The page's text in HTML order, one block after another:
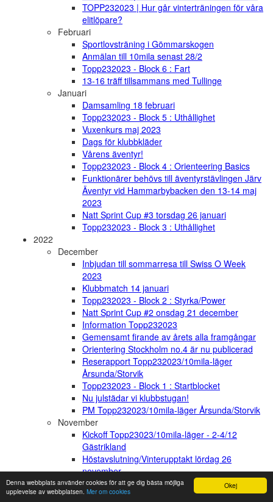
Okej
Denna webbplats använder cookies för att ge dig bästa möjliga
upplevelse av webbplatsen. Mer om cookies
TOPP232023 | Hur går vinterträningen för våra
elitlöpare?
Februari
Sportlovsträning i Gömmarskogen
Anmälan till 10mila senast 28/2
Topp232023 - Block 6 : Fart
13-16 träff tillsammans med Tullinge
Januari
Damsamling 18 februari
Topp232023 - Block 5 : Uthållighet
Vuxenkurs maj 2023
Dags för klubbkläder
Vårens äventyr!
Topp232023 - Block 4 : Orienteering Basics
Funktionärer behövs till äventyrstävlingen Järv
Äventyr vid Hammarbybacken den 13-14 maj
2023
Natt Sprint Cup #3 torsdag 26 januari
Topp232023 - Block 3 : Uthållighet
2022
December
Inbjudan till sommarresa till Swiss O Week
2023
Klubbmatch 14 januari
Topp232023 - Block 2 : Styrka/Power
Natt Sprint Cup #2 onsdag 21 december
Information Topp232023
Gemensamt firande av årets alla framgångar
Orientering Stockholm no.4 är nu publicerad
Reserapport Topp232023/10mila-läger
Årsunda/Storvik
Topp232023 - Block 1 : Startblocket
Nu julstädar vi klubbstugan!
PM Topp232023/10mila-läger Årsunda/Storvik
November
Kickoff Topp23023/10mila-läger - 2-4/12
Gästrikland
Höstavslutning/Vinterupptakt lördag 26
november
Kartor för träning Tumba-Flemingsberg
Skidläger i Orsa Grönklitt